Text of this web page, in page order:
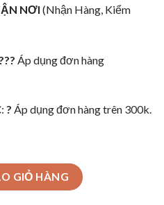
NƠI (Nhận Hàng, Kiểm
Áp dụng đơn hàng
: ? Áp dụng đơn hàng trên 300k.
GIỎ HÀNG